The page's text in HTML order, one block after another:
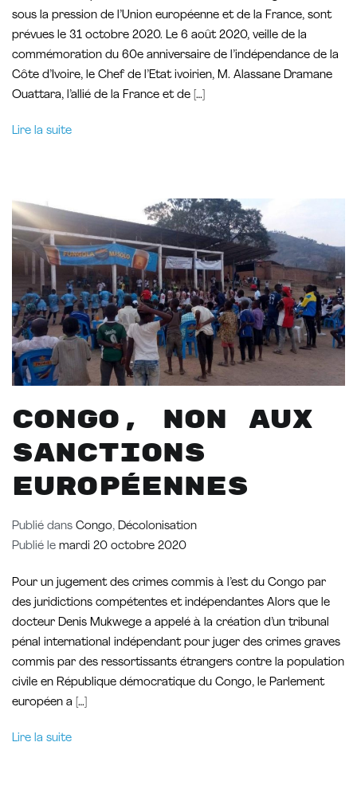
sous la pression de l’Union européenne et de la France, sont
prévues le 31 octobre 2020. Le 6 août 2020, veille de la
commémoration du 60e anniversaire de l’indépendance de la
Côte d’Ivoire, le Chef de l’Etat ivoirien, M. Alassane Dramane
Ouattara, l’allié de la France et de […]
Lire la suite
Congo, non aux
sanctions
européennes
Publié dans Congo, Décolonisation
Publié le mardi 20 octobre 2020
Pour un jugement des crimes commis à l’est du Congo par
des juridictions compétentes et indépendantes Alors que le
docteur Denis Mukwege a appelé à la création d’un tribunal
pénal international indépendant pour juger des crimes graves
commis par des ressortissants étrangers contre la population
civile en République démocratique du Congo, le Parlement
européen a […]
Lire la suite